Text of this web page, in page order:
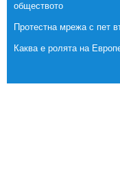
обществото
Протестна мрежа с пет
Каква е ролята на